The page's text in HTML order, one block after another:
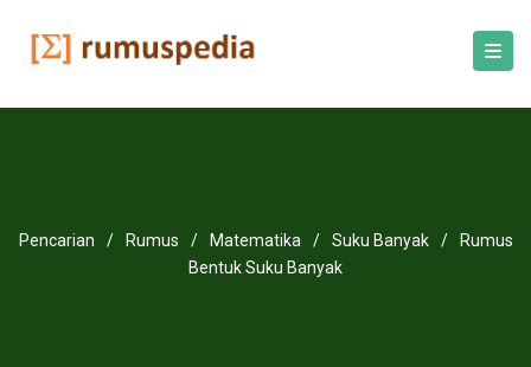
Pencarian / Rumus / Matematika / Suku Banyak /
Rumus
Bentuk Suku Banyak